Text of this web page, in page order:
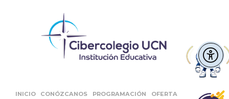
INICIO CONÓZCANOS PROGRAMACIÓN OFERTA